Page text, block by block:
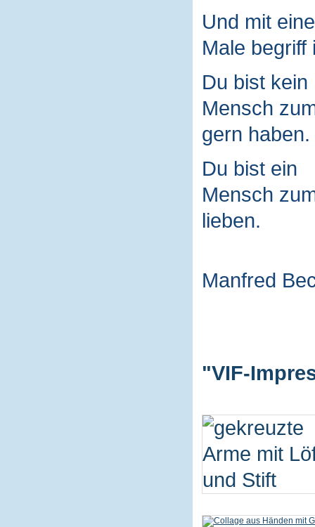
Und mit
Male begriff
Du bist kein
Mensch
gern haben.
Du bist ein
Mensch
lieben.
Manfred
"VIF-